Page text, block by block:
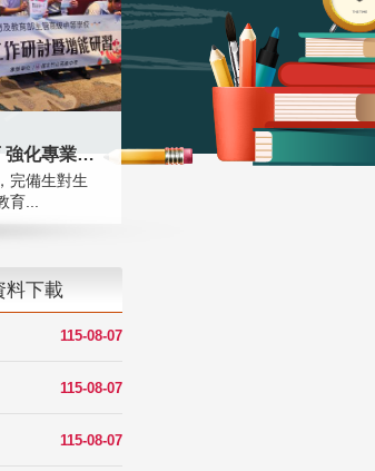
落實校園霸凌防制教育 強化專業知能
完備生對生
...
料下載
115-08-07
115-08-07
115-08-07